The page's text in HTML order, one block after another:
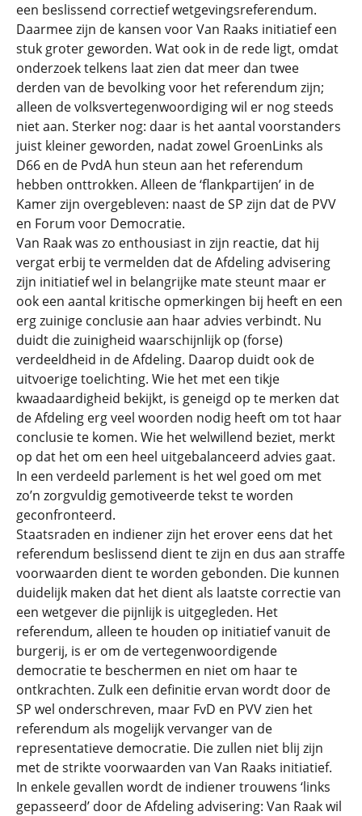
een beslissend correctief wetgevingsreferendum.
Daarmee zijn de kansen voor Van Raaks initiatief een
stuk groter geworden. Wat ook in de rede ligt, omdat
onderzoek telkens laat zien dat meer dan twee
derden van de bevolking voor het referendum zijn;
alleen de volksvertegenwoordiging wil er nog steeds
niet aan. Sterker nog: daar is het aantal voorstanders
juist kleiner geworden, nadat zowel GroenLinks als
D66 en de PvdA hun steun aan het referendum
hebben onttrokken. Alleen de ‘flankpartijen’ in de
Kamer zijn overgebleven: naast de SP zijn dat de PVV
en Forum voor Democratie.
Van Raak was zo enthousiast in zijn reactie, dat hij
vergat erbij te vermelden dat de Afdeling advisering
zijn initiatief wel in belangrijke mate steunt maar er
ook een aantal kritische opmerkingen bij heeft en een
erg zuinige conclusie aan haar advies verbindt. Nu
duidt die zuinigheid waarschijnlijk op (forse)
verdeeldheid in de Afdeling. Daarop duidt ook de
uitvoerige toelichting. Wie het met een tikje
kwaadaardigheid bekijkt, is geneigd op te merken dat
de Afdeling erg veel woorden nodig heeft om tot haar
conclusie te komen. Wie het welwillend beziet, merkt
op dat het om een heel uitgebalanceerd advies gaat.
In een verdeeld parlement is het wel goed om met
zo’n zorgvuldig gemotiveerde tekst te worden
geconfronteerd.
Staatsraden en indiener zijn het erover eens dat het
referendum beslissend dient te zijn en dus aan straffe
voorwaarden dient te worden gebonden. Die kunnen
duidelijk maken dat het dient als laatste correctie van
een wetgever die pijnlijk is uitgegleden. Het
referendum, alleen te houden op initiatief vanuit de
burgerij, is er om de vertegenwoordigende
democratie te beschermen en niet om haar te
ontkrachten. Zulk een definitie ervan wordt door de
SP wel onderschreven, maar FvD en PVV zien het
referendum als mogelijk vervanger van de
representatieve democratie. Die zullen niet blij zijn
met de strikte voorwaarden van Van Raaks initiatief.
In enkele gevallen wordt de indiener trouwens ‘links
gepasseerd’ door de Afdeling advisering: Van Raak wil